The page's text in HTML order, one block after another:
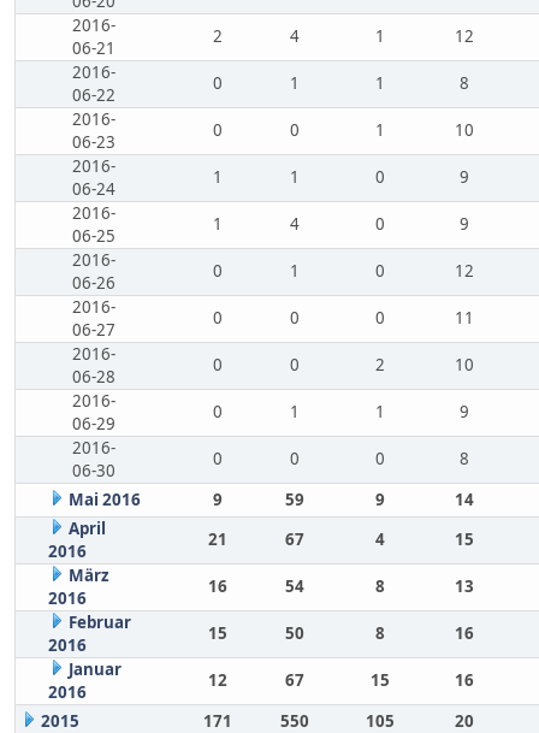
2016-
06-21
2 4 1
12
2016-
06-22
0 1 1
8
2016-
06-23
0 0 1
10
2016-
06-24
1 1 0
9
2016-
06-25
1 4 0
9
2016-
06-26
0 1 0
12
2016-
06-27
0 0 0
11
2016-
06-28
0 0 2
10
2016-
06-29
0 1 1
9
2016-
06-30
0 0 0
8
Mai 2016
9 59 9
14
April
2016
21 67 4
15
März
2016
16 54 8
13
Februar
2016
15 50 8
16
Januar
2016
12 67 15
16
2015
171 550 105
20